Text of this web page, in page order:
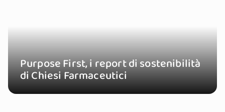
Purpose First, i report di sostenibilità
di Chiesi Farmaceutici